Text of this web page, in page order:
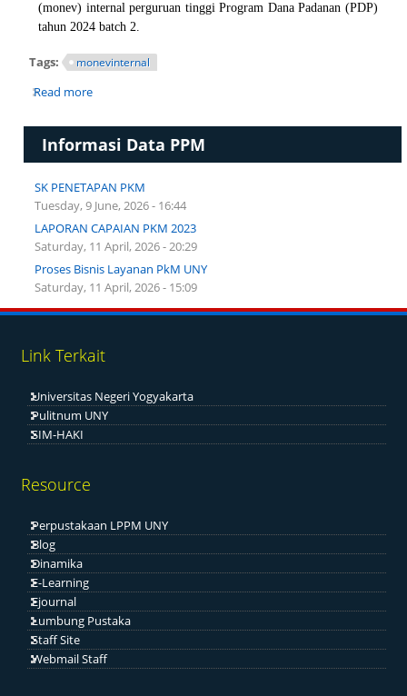
(monev) internal perguruan tinggi Program Dana Padanan (PDP)
tahun 2024 batch 2.
Tags: monevinternal
Read more
Informasi Data PPM
SK PENETAPAN PKM
Tuesday, 9 June, 2026 - 16:44
LAPORAN CAPAIAN PKM 2023
Saturday, 11 April, 2026 - 20:29
Proses Bisnis Layanan PkM UNY
Saturday, 11 April, 2026 - 15:09
Link Terkait
Universitas Negeri Yogyakarta
Pulitnum UNY
SIM-HAKI
Resource
Perpustakaan LPPM UNY
Blog
Dinamika
E-Learning
Ejournal
Lumbung Pustaka
Staff Site
Webmail Staff